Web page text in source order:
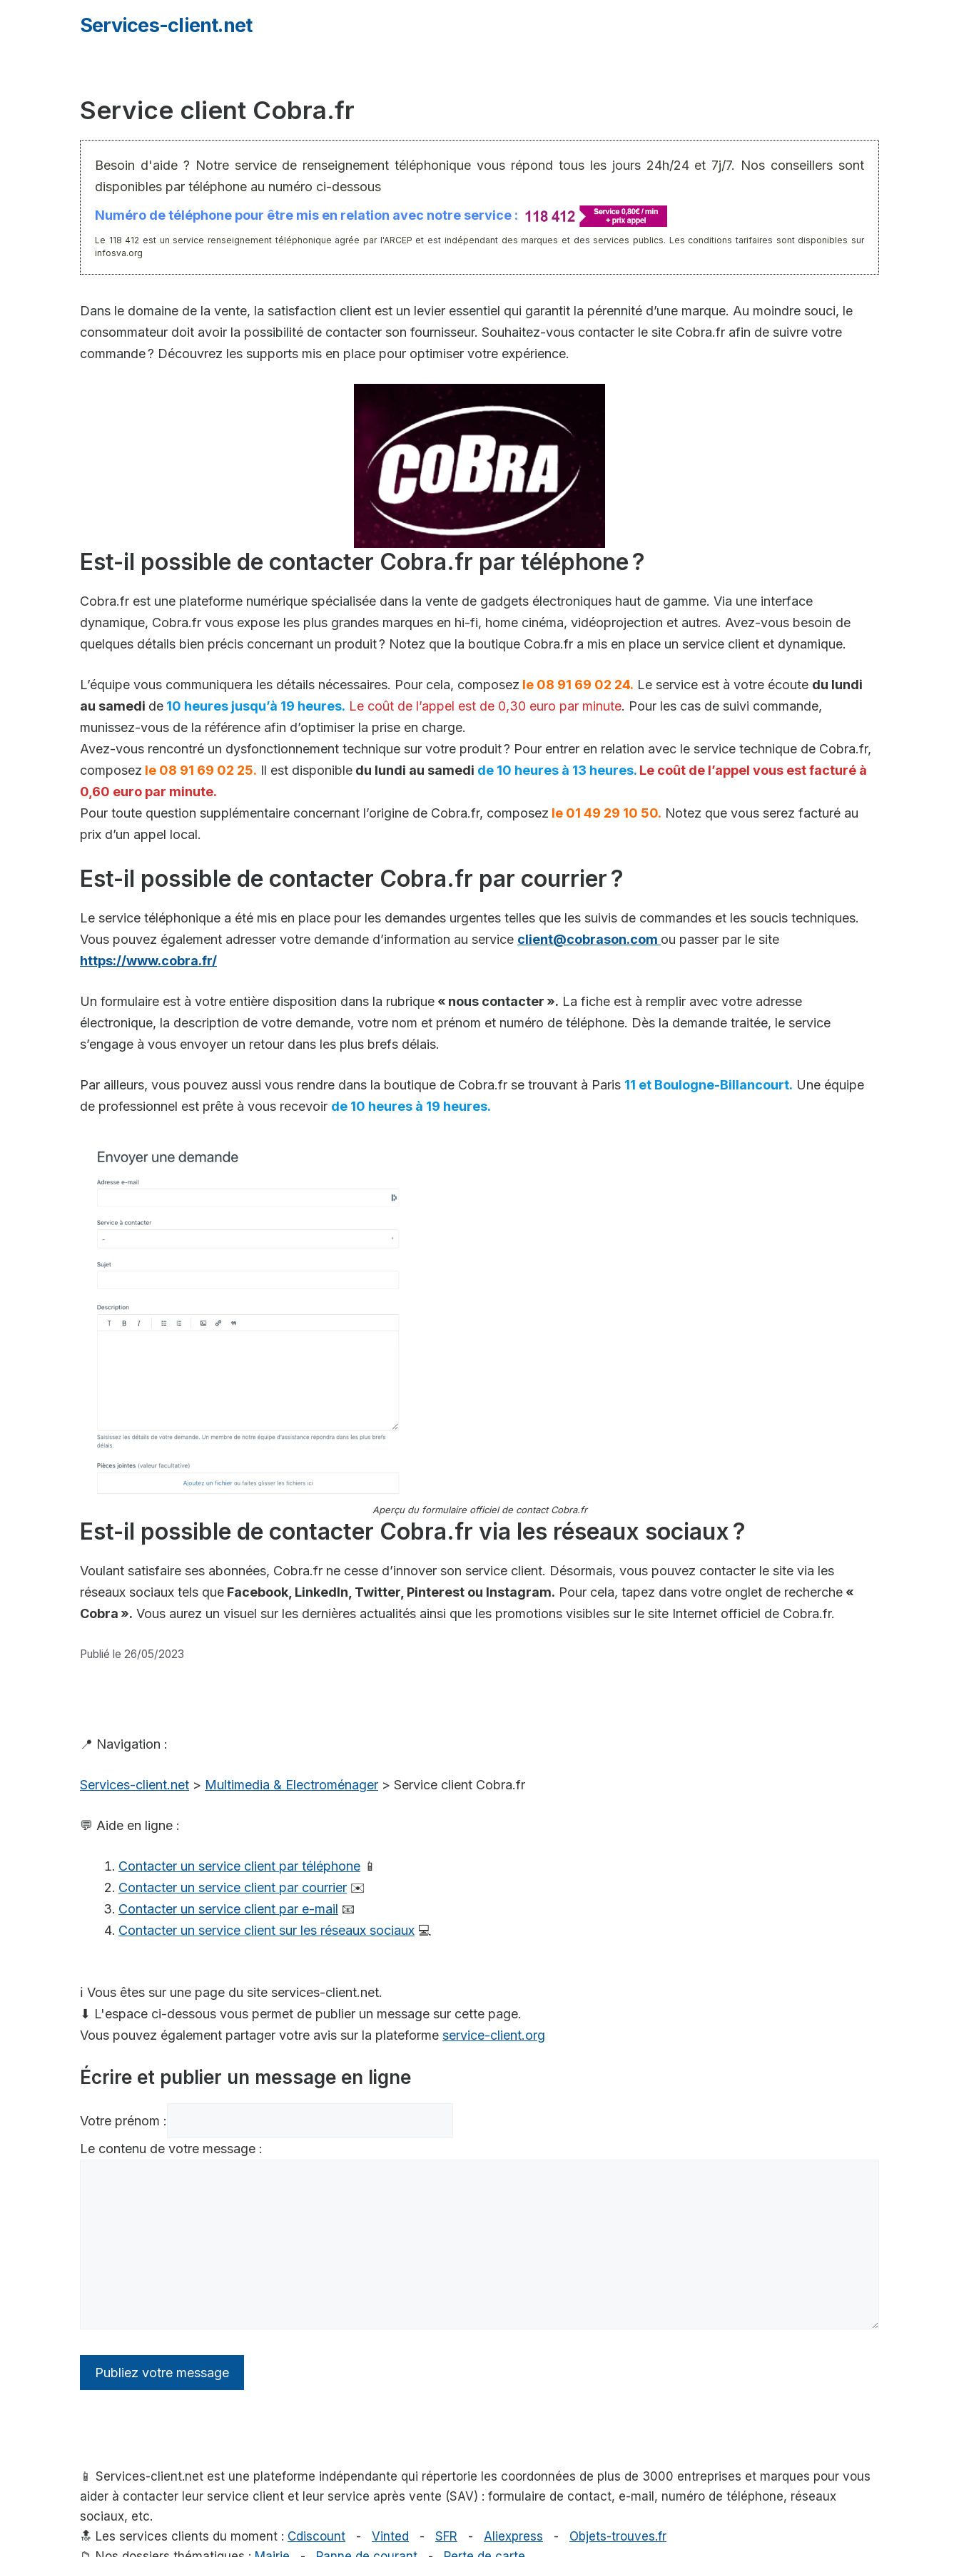
Services-client.net
Service client Cobra.fr
Besoin d'aide ? Notre service de renseignement téléphonique vous répond tous les jours 24h/24 et 7j/7. Nos conseillers sont
disponibles par téléphone au numéro ci-dessous
Numéro de téléphone pour être mis en relation avec notre service :
Le 118 412 est un service renseignement téléphonique agrée par l'ARCEP et est indépendant des marques et des services publics. Les conditions tarifaires sont disponibles sur
infosva.org
Dans le domaine de la vente, la satisfaction client est un levier essentiel qui garantit la pérennité d’une marque. Au moindre souci, le
consommateur doit avoir la possibilité de contacter son fournisseur. Souhaitez-vous contacter le site Cobra.fr afin de suivre votre
commande ? Découvrez les supports mis en place pour optimiser votre expérience.
Est-il possible de contacter Cobra.fr par téléphone ?
Cobra.fr est une plateforme numérique spécialisée dans la vente de gadgets électroniques haut de gamme. Via une interface
dynamique, Cobra.fr vous expose les plus grandes marques en hi-fi, home cinéma, vidéoprojection et autres. Avez-vous besoin de
quelques détails bien précis concernant un produit ? Notez que la boutique Cobra.fr a mis en place un service client et dynamique.
L’équipe vous communiquera les détails nécessaires. Pour cela, composez le 08 91 69 02 24. Le service est à votre écoute du lundi
au samedi de 10 heures jusqu’à 19 heures. Le coût de l’appel est de 0,30 euro par minute. Pour les cas de suivi commande,
munissez-vous de la référence afin d’optimiser la prise en charge.
Avez-vous rencontré un dysfonctionnement technique sur votre produit ? Pour entrer en relation avec le service technique de Cobra.fr,
composez le 08 91 69 02 25. Il est disponible du lundi au samedi de 10 heures à 13 heures. Le coût de l’appel vous est facturé à
0,60 euro par minute.
Pour toute question supplémentaire concernant l’origine de Cobra.fr, composez le 01 49 29 10 50. Notez que vous serez facturé au
prix d’un appel local.
Est-il possible de contacter Cobra.fr par courrier ?
Le service téléphonique a été mis en place pour les demandes urgentes telles que les suivis de commandes et les soucis techniques.
Vous pouvez également adresser votre demande d’information au service client@cobrason.com ou passer par le site
https://www.cobra.fr/
Un formulaire est à votre entière disposition dans la rubrique « nous contacter ». La fiche est à remplir avec votre adresse
électronique, la description de votre demande, votre nom et prénom et numéro de téléphone. Dès la demande traitée, le service
s’engage à vous envoyer un retour dans les plus brefs délais.
Par ailleurs, vous pouvez aussi vous rendre dans la boutique de Cobra.fr se trouvant à Paris 11 et Boulogne-Billancourt. Une équipe
de professionnel est prête à vous recevoir de 10 heures à 19 heures.
Aperçu du formulaire officiel de contact Cobra.fr
Est-il possible de contacter Cobra.fr via les réseaux sociaux ?
Voulant satisfaire ses abonnées, Cobra.fr ne cesse d’innover son service client. Désormais, vous pouvez contacter le site via les
réseaux sociaux tels que Facebook, LinkedIn, Twitter, Pinterest ou Instagram. Pour cela, tapez dans votre onglet de recherche «
Cobra ». Vous aurez un visuel sur les dernières actualités ainsi que les promotions visibles sur le site Internet officiel de Cobra.fr.
Publié le 26/05/2023
📍 Navigation :
Services-client.net > Multimedia & Electroménager > Service client Cobra.fr
💬 Aide en ligne :
Contacter un service client par téléphone 📱
Contacter un service client par courrier ✉️
Contacter un service client par e-mail 📧
Contacter un service client sur les réseaux sociaux 💻
ℹ️ Vous êtes sur une page du site services-client.net.
⬇ L'espace ci-dessous vous permet de publier un message sur cette page.
Vous pouvez également partager votre avis sur la plateforme service-client.org
Écrire et publier un message en ligne
Votre prénom :
Le contenu de votre message :
📱 Services-client.net est une plateforme indépendante qui répertorie les coordonnées de plus de 3000 entreprises et marques pour vous
aider à contacter leur service client et leur service après vente (SAV) : formulaire de contact, e-mail, numéro de téléphone, réseaux
sociaux, etc.
🔝 Les services clients du moment : Cdiscount - Vinted - SFR - Aliexpress - Objets-trouves.fr